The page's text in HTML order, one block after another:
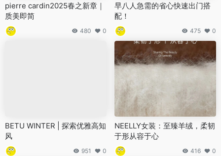
pierre cardin2025春之新章｜
质美即简
480 0
早八人急需的省心快速出门搭
配！
475 0
BETU WINTER | 探索优雅高知
风
951 0
NEELLY女装：至臻羊绒，柔韧
于形从容于心
416 0